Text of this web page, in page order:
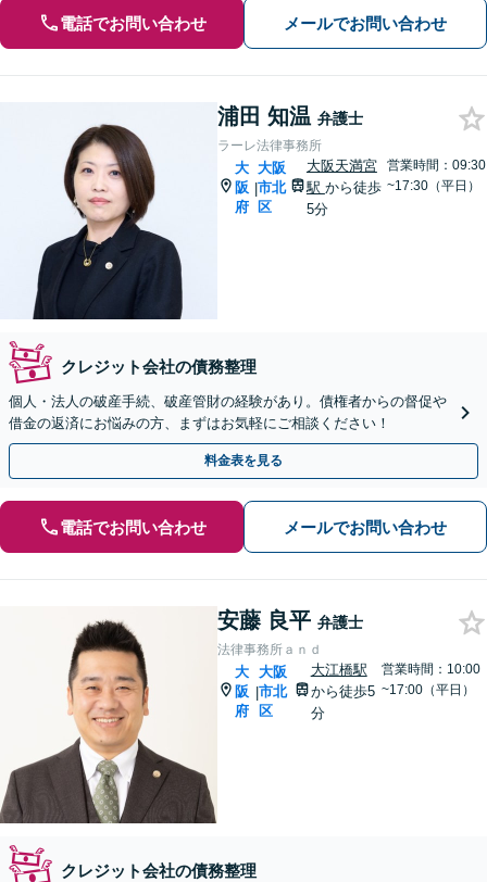
電話でお問い合わせ メールでお問い合わせ
浦田 知温 弁護士
ラーレ法律事務所
大
阪
府
|
大阪
市北
区
大阪天満宮
駅 から徒歩
5分
営業時間：09:30
~17:30（平日）
クレジット会社の債務整理
個人・法人の破産手続、破産管財の経験があり。債権者からの督促や
借金の返済にお悩みの方、まずはお気軽にご相談ください！
料金表を見る
電話でお問い合わせ メールでお問い合わせ
安藤 良平 弁護士
法律事務所ａｎｄ
大
阪
府
|
大阪
市北
区
大江橋駅
から徒歩5
分
営業時間：10:00
~17:00（平日）
クレジット会社の債務整理